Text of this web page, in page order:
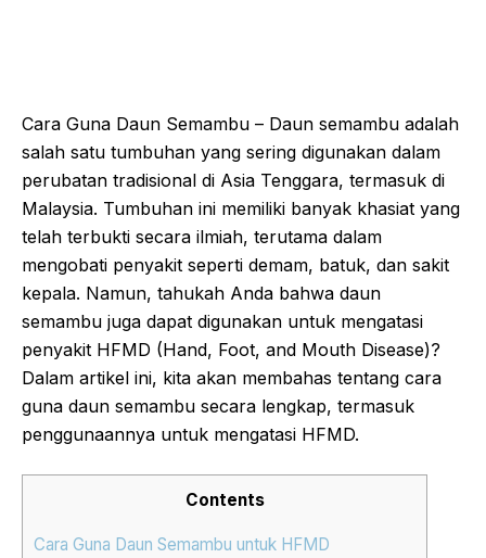
Cara Guna Daun Semambu – Daun semambu adalah
salah satu tumbuhan yang sering digunakan dalam
perubatan tradisional di Asia Tenggara, termasuk di
Malaysia. Tumbuhan ini memiliki banyak khasiat yang
telah terbukti secara ilmiah, terutama dalam
mengobati penyakit seperti demam, batuk, dan sakit
kepala. Namun, tahukah Anda bahwa daun
semambu juga dapat digunakan untuk mengatasi
penyakit HFMD (Hand, Foot, and Mouth Disease)?
Dalam artikel ini, kita akan membahas tentang cara
guna daun semambu secara lengkap, termasuk
penggunaannya untuk mengatasi HFMD.
Contents
Cara Guna Daun Semambu untuk HFMD